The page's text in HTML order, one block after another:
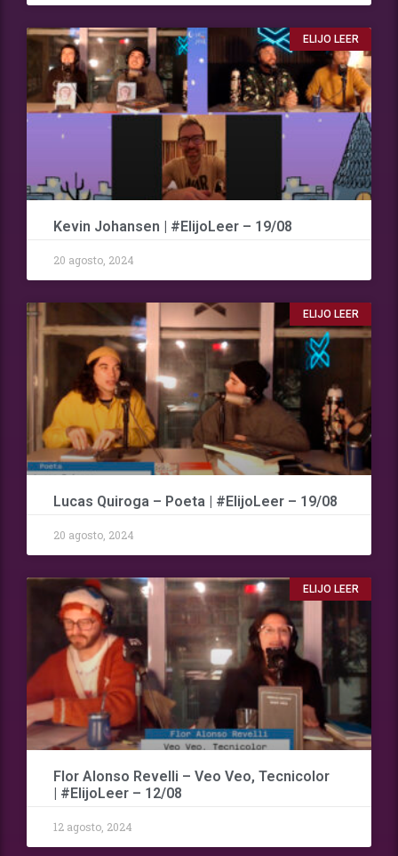
ELIJO LEER
Kevin Johansen | #ElijoLeer – 19/08
20 agosto, 2024
ELIJO LEER
Lucas Quiroga – Poeta | #ElijoLeer – 19/08
20 agosto, 2024
ELIJO LEER
Flor Alonso Revelli – Veo Veo, Tecnicolor
| #ElijoLeer – 12/08
12 agosto, 2024